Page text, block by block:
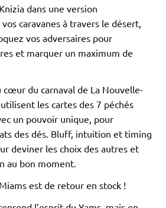
dans une version
caravanes à travers le désert,
vos adversaires pour
et marquer un maximum de
cœur du carnaval de La Nouvelle-
les cartes des 7 péchés
un pouvoir unique, pour
des dés. Bluff, intuition et timing
deviner les choix des autres et
au bon moment.
est de retour en stock !